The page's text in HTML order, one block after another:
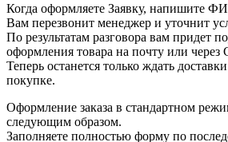
Когда оформляете Заявку, напишите
Вам перезвонит менеджер и уточнит
По результатам разговора вам придет
оформления товара на почту или
Теперь останется только ждать
покупке.
Оформление заказа в стандартном
следующим образом.
Заполняете полностью форму по